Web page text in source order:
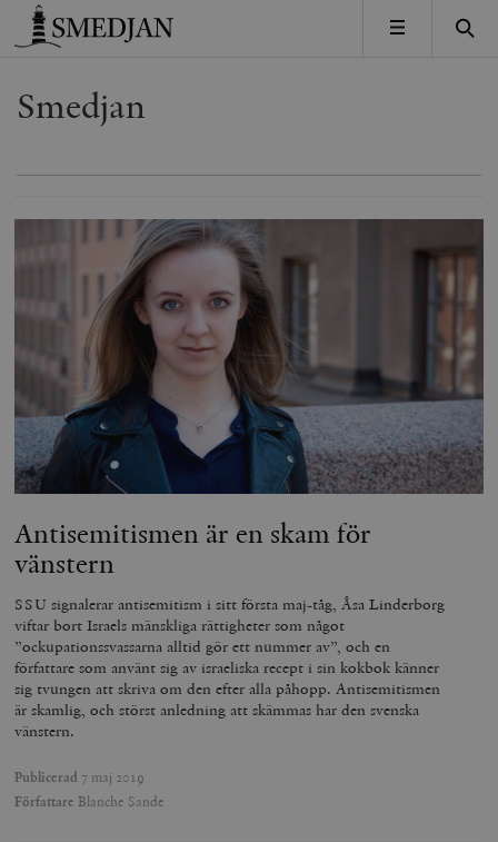
Timbro
MENY
Smedjan
Antisemitismen är en skam för
vänstern
SSU signalerar antisemitism i sitt första maj-tåg, Åsa Linderborg
viftar bort Israels mänskliga rättigheter som något
”ockupationssvassarna alltid gör ett nummer av”, och en
författare som använt sig av israeliska recept i sin kokbok känner
sig tvungen att skriva om den efter alla påhopp. Antisemitismen
är skamlig, och störst anledning att skämmas har den svenska
vänstern.
Publicerad 7 maj 2019
Författare Blanche Sande